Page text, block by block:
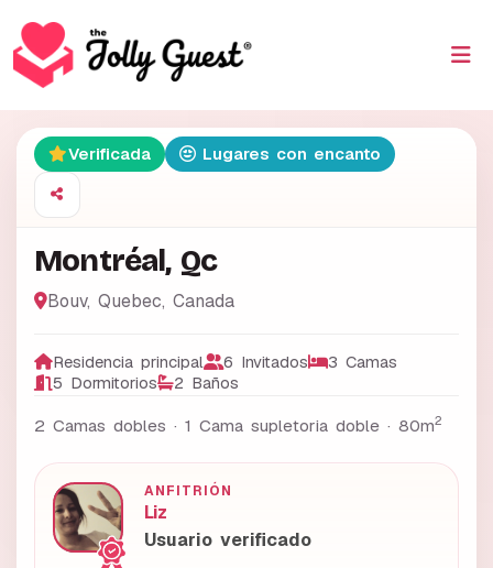
Verificada Lugares con encanto
Montréal, Qc
Bouv, Quebec, Canada
Residencia principal 6 Invitados
3 Camas
5 Dormitorios
2 Baños
2 Camas dobles · 1 Cama supletoria doble · 80m2
ANFITRIÓN
Liz
Usuario verificado